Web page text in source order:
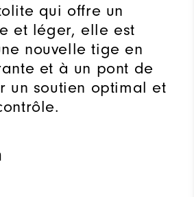
qui offre un
et léger, elle est
nouvelle tige en
et à un pont de
un soutien optimal et